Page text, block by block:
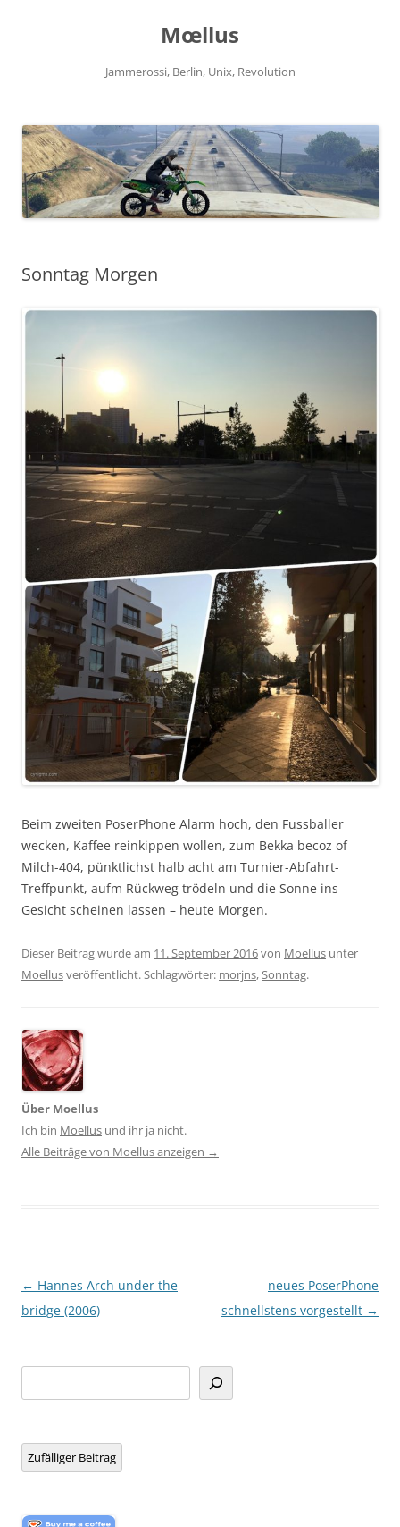
Mœllus
Jammerossi, Berlin, Unix, Revolution
Sonntag Morgen
Beim zweiten PoserPhone Alarm hoch, den Fussballer
wecken, Kaffee reinkippen wollen, zum Bekka becoz of
Milch-404, pünktlichst halb acht am Turnier-Abfahrt-
Treffpunkt, aufm Rückweg trödeln und die Sonne ins
Gesicht scheinen lassen – heute Morgen.
Dieser Beitrag wurde am 11. September 2016von Moellus unter
Moellusveröffentlicht. Schlagwörter: morjns,Sonntag.
Über Moellus
Ich bin Moellus und ihr ja nicht.
Alle Beiträge von Moellus anzeigen →
Beitragsnavigation
← Hannes Arch under the
bridge (2006)
neues PoserPhone
schnellstens vorgestellt →
Zufälliger Beitrag